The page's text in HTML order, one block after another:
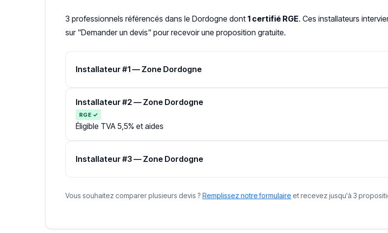
3 professionnels référencés dans le Dordogne dont 1 certifié RGE. Ces installateurs
sur "Demander un devis" pour recevoir une proposition gratuite.
Installateur #1 — Zone Dordogne
Installateur #2 — Zone Dordogne
RGE ✓
Éligible TVA 5,5% et aides
Installateur #3 — Zone Dordogne
Vous souhaitez comparer plusieurs devis ? Remplissez notre formulaire et recevez jusqu'à 3